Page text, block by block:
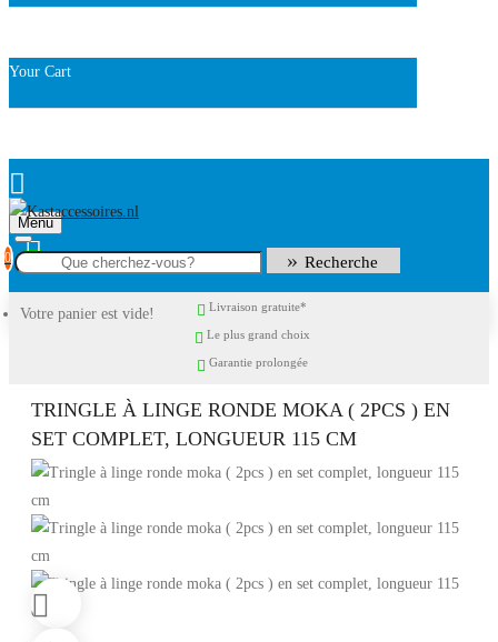
Your Cart
Menu
0
Votre panier est vide!
Recherche
Livraison gratuite*
Le plus grand choix
Garantie prolongée
TRINGLE À LINGE RONDE MOKA ( 2PCS ) EN
SET COMPLET, LONGUEUR 115 CM